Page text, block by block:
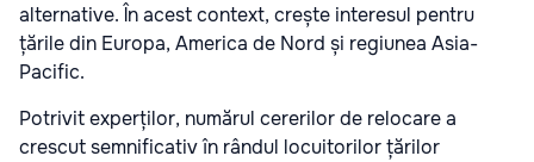
alternative. În acest context, crește interesul pentru
țările din Europa, America de Nord și regiunea Asia-
Pacific.
Potrivit experților, numărul cererilor de relocare a
crescut semnificativ în rândul locuitorilor țărilor